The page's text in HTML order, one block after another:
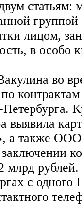
статьям:
лицом,
в особо
во
по
выявила
а также
рублей.
с одного